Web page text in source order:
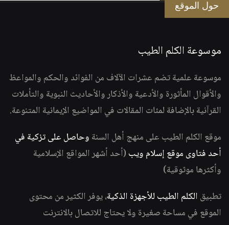
حول الموقع
موسوعة الكلم الطيب
موسوعة علمية تضم عشرات الآلاف من الفوائد والحكم والمواعظ
والأقوال المأثورة والأدعية والأذكار والأحاديث النبوية والتأملات
القرآنية بالإضافة لمئات المقالات في المواضيع الإيمانية المتنوعة.
موقع الكلم الطيب على منهج أهل السنة وحاصل على تزكية في
أحد فتاوى موقع إسلام ويب (أحد أشهر المواقع الإسلامية
وأكثرها موثوقية)
تطبيق الكلم الطيب للأجهزة الذكية، يوفر الكثير من محتوى
الموقع في مساحة صغيرة ولا يحتاج للاتصال بالانترنت